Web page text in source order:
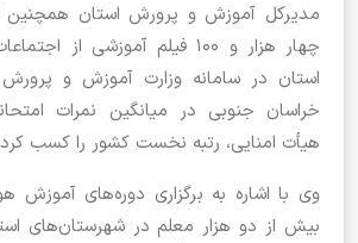
مدیرکل آموزش و پرورش استان همچنین
چهار هزار و ۱۰۰ فیلم آموزشی از
استان در سامانه وزارت آموزش و
خراسان جنوبی در میانگین نمرات
هیأت امنایی، رتبه نخست کشور را کسب
وی با اشاره به برگزاری دوره‌های
بیش از دو هزار معلم در شهرستان‌های